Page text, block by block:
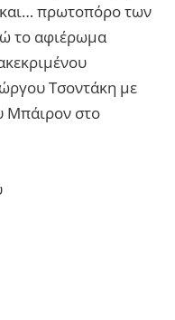
πρωτοπόρο των
το αφιέρωμα
Τσοντάκη με
Μπάιρον στο